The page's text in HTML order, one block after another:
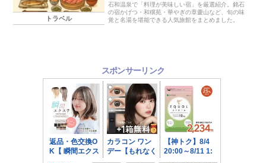
トラベル
石和温泉で「料理が美味しい宿」を厳選紹介。銘石
の宿かげつ・和穣苑・華やぎの章慶山など、旬の味
覚と名湯を堪能できる人気旅館をまとめました。
スポンサーリンク